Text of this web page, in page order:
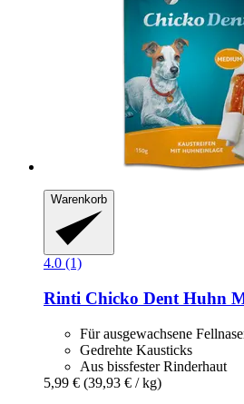
Warenkorb
4.0 (1)
Rinti Chicko Dent Huhn
Für ausgewachsene
Gedrehte Kausticks
Aus bissfester Rinderhaut
5,99 € (39,93 € / kg)